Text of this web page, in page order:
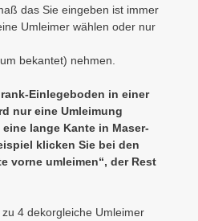
das Sie eingeben ist immer
Umleimer wählen oder nur
bekantet) nehmen.
Einlegeboden in einer
nur eine Umleimung
lange Kante in Maser-
klicken Sie bei den
vorne umleimen“, der Rest
4 dekorgleiche Umleimer